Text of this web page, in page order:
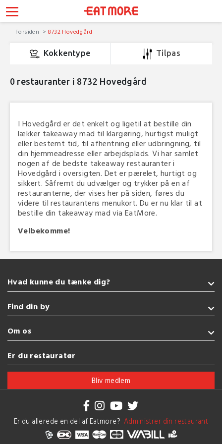
Forsiden 8732 Hovedgård
Kokkentype Tilpas
0 restauranter i 8732 Hovedgård
I Hovedgård er det enkelt og ligetil at bestille din
lækker takeaway mad til klargøring, hurtigst muligt
eller bestemt tid, til afhentning eller udbringning, til
din hjemmeadresse eller arbejdsplads. Vi har samlet
nogen af de bedste takeaway restauranter i
Hovedgård i oversigten. Det er pærelet, hurtigt og
sikkert. Såfremt du udvælger og trykker på en af
restauranterne, der vises her på siden, føres du
videre til restaurantens menukort. Du er nu klar til at
bestille din takeaway mad via EatMore.
Velbekomme!
Hvad kunne du tænke dig?
Takeaway
Indisk
Vegetarisk
Pizza
Se flere køkkener
Find din by
Sønderborg
Kolding
Esbjerg
Vejle
Om os
Handelsbetingelser
Brug af cookies
Er du restauratør
Bliv medlem
Er du allerede en del af Eatmore? Administrer din restaurant